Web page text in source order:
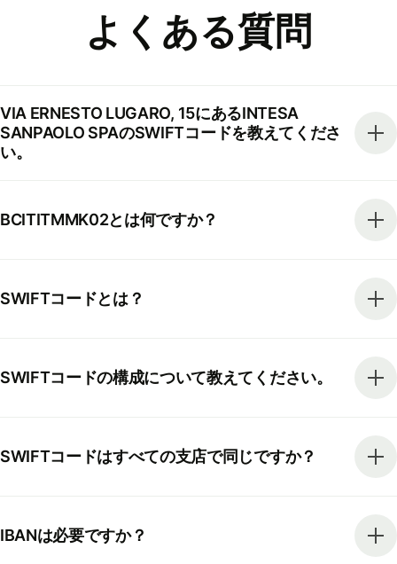
よくある質問
VIA ERNESTO LUGARO, 15にあるINTESA
SANPAOLO SPAのSWIFTコードを教えてくださ
い。
BCITITMMK02とは何ですか？
SWIFTコードとは？
SWIFTコードの構成について教えてください。
SWIFTコードはすべての支店で同じですか？
IBANは必要ですか？